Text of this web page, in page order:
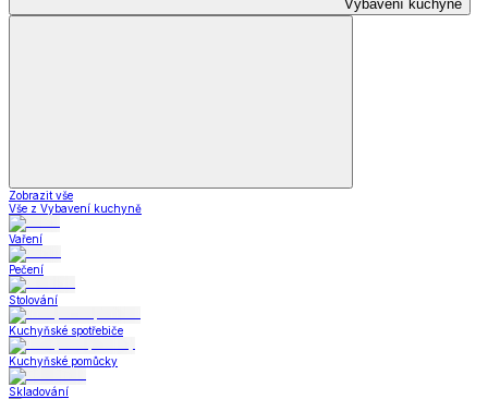
Vybavení kuchyně
Zobrazit vše
Vše z Vybavení kuchyně
Vaření
Pečení
Stolování
Kuchyňské spotřebiče
Kuchyňské pomůcky
Skladování